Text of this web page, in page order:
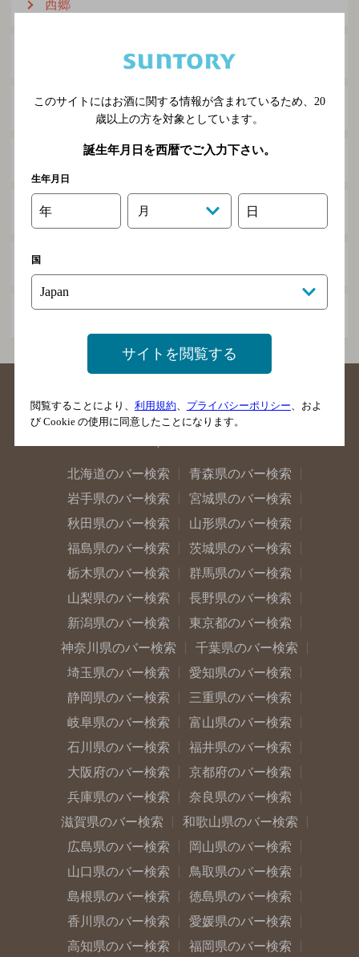
西郷
平
屏
北海道のバー検索
青森県のバー検索
岩手県のバー検索
宮城県のバー検索
秋田県のバー検索
山形県のバー検索
福島県のバー検索
茨城県のバー検索
栃木県のバー検索
群馬県のバー検索
山梨県のバー検索
長野県のバー検索
新潟県のバー検索
東京都のバー検索
神奈川県のバー検索
千葉県のバー検索
埼玉県のバー検索
愛知県のバー検索
静岡県のバー検索
三重県のバー検索
岐阜県のバー検索
富山県のバー検索
石川県のバー検索
福井県のバー検索
大阪府のバー検索
京都府のバー検索
兵庫県のバー検索
奈良県のバー検索
滋賀県のバー検索
和歌山県のバー検索
広島県のバー検索
岡山県のバー検索
山口県のバー検索
鳥取県のバー検索
島根県のバー検索
徳島県のバー検索
香川県のバー検索
愛媛県のバー検索
高知県のバー検索
福岡県のバー検索
このサイトにはお酒に関する情報が含まれているため、 20
歳以上の方を対象としています。
誕生年月日を西暦でご入力下さい。
生年月日
年 月 日
国
サイトを閲覧する
閲覧することにより、 利用規約 プライバシーポリシー 、およ
び Cookie の使用に同意したことになります。